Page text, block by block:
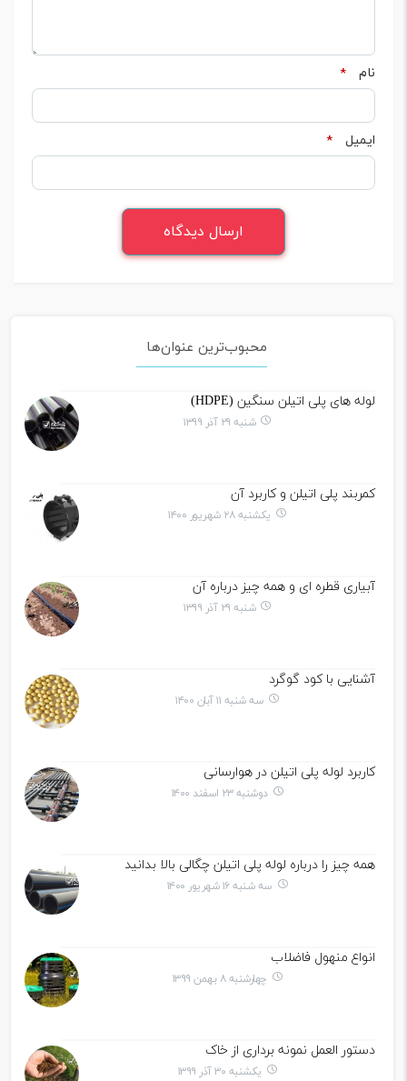
نام *
ایمیل *
محبوب‌ترین عنوان‌ها
لوله های پلی اتیلن سنگین (HDPE)
شنبه ۲۹ آذر ۱۳۹۹
کمربند پلی اتیلن و کاربرد آن
یکشنبه ۲۸ شهریور ۱۴۰۰
آبیاری قطره ای و همه چیز درباره آن
شنبه ۲۹ آذر ۱۳۹۹
آشنایی با کود گوگرد
سه شنبه ۱۱ آبان ۱۴۰۰
کاربرد لوله پلی اتیلن در هوارسانی
دوشنبه ۲۳ اسفند ۱۴۰۰
همه چیز را درباره لوله پلی اتیلن چگالی بالا بدانید
سه شنبه ۱۶ شهریور ۱۴۰۰
انواع منهول فاضلاب
چهارشنبه ۸ بهمن ۱۳۹۹
دستور العمل نمونه برداری از خاک
یکشنبه ۳۰ آذر ۱۳۹۹